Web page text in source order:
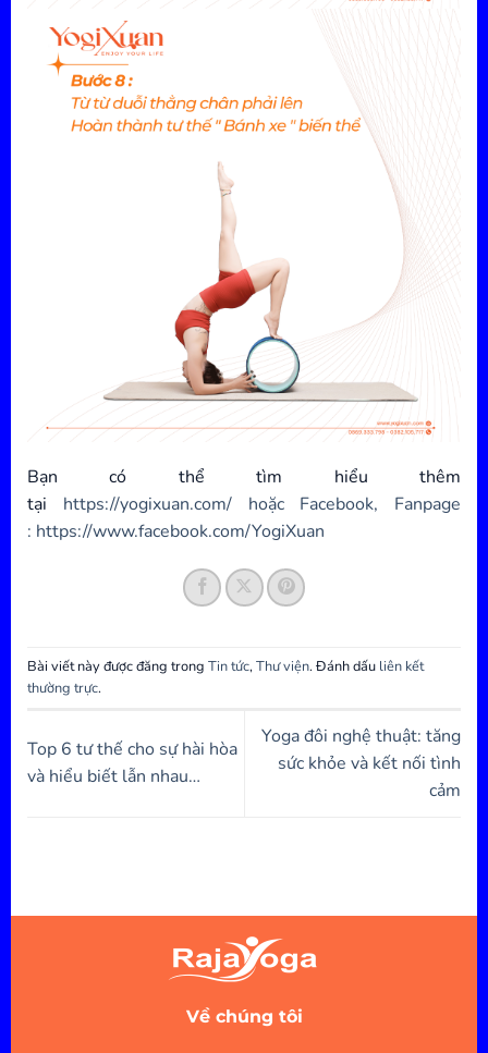
Bạn có thể tìm hiểu thêm
tại https://yogixuan.com/hoặc Facebook, Fanpage
: https://www.facebook.com/YogiXuan
Bài viết này được đăng trong Tin tức,Thư viện. Đánh dấu liên kết
thường trực.
Top 6 tư thế cho sự hài hòa
và hiểu biết lẫn nhau…
Yoga đôi nghệ thuật: tăng
sức khỏe và kết nối tình
cảm
Về chúng tôi